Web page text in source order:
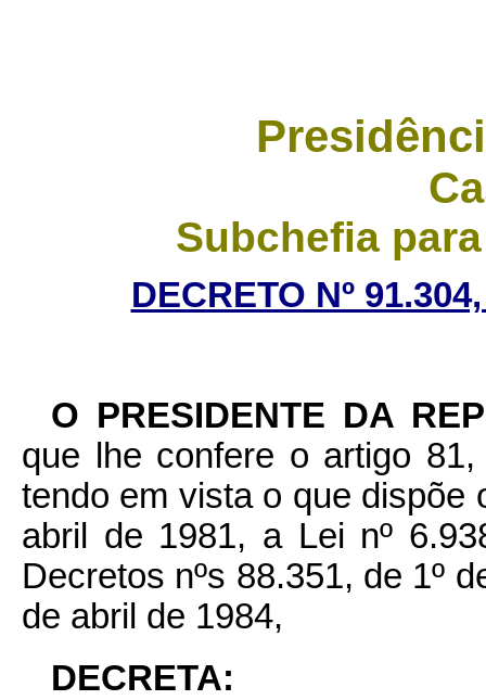
Subchefia
DECRETO Nº
O PRESIDENTE DA
que lhe confere o artigo
tendo em vista o que dispõe
abril de 1981, a Lei nº
Decretos nºs 88.351, de 1º
de abril de 1984,
DECRETA: